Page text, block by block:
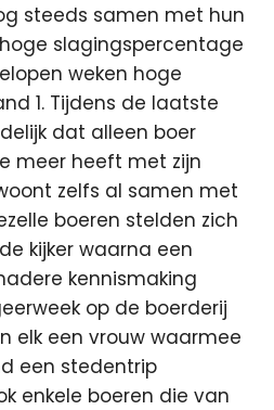
steeds samen met hun
hoge slagingspercentage
weken hoge
1. Tijdens de laatste
dat alleen boer
meer heeft met zijn
zelfs al samen met
boeren stelden zich
kijker waarna een
kennismaking
op de boerderij
elk een vrouw waarmee
een stedentrip
enkele boeren die van